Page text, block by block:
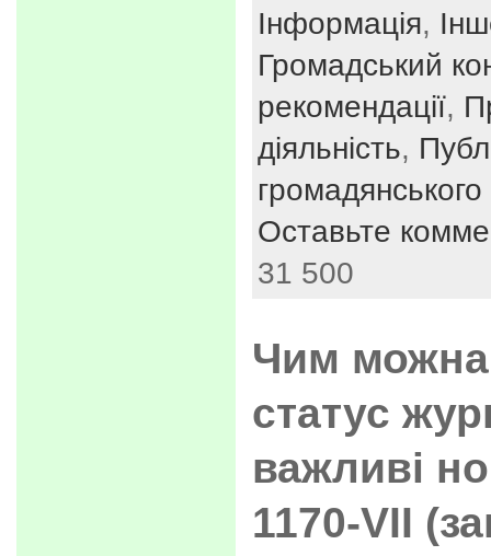
Інформація,
Громадський
рекомендації,
діяльність,
громадянського
Оставьте
31 500
Чим можна
статус
важливі
1170-VII